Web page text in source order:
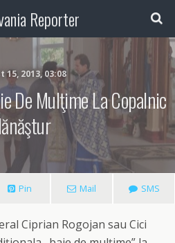
Reporter
15, 2013, 03:08
De Mulţime La Copalnic
Pin Mail SMS
Ciprian Rogojan sau Cici